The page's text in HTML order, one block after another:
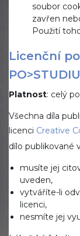
soubor
zavřen
Použití
Licenční
Platnost: celý
Všechna díla
licenci Creative
dílo publikované
musíte jej
uveden,
vytváříte-li
licenci,
nesmíte jej